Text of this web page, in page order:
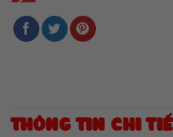
THÔNG TIN CHI